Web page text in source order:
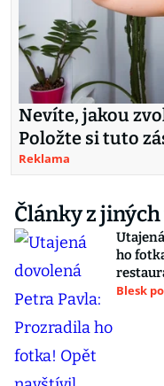
Nevíte, jakou
Položte si tuto
Reklama
Články z
ho
Blesk